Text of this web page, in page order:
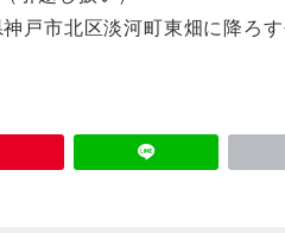
戸市北区淡河町東畑に降ろ